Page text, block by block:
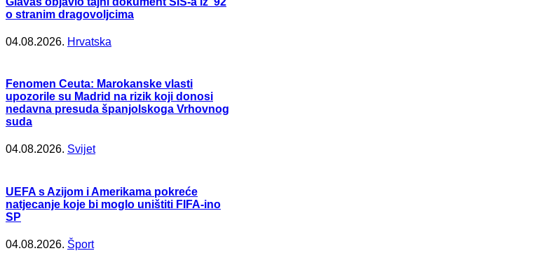
o stranim dragovoljcima
04.08.2026. Hrvatska
Fenomen Ceuta: Marokanske vlasti
upozorile su Madrid na rizik koji donosi
nedavna presuda španjolskoga Vrhovnog
suda
04.08.2026. Svijet
UEFA s Azijom i Amerikama pokreće
natjecanje koje bi moglo uništiti FIFA-ino
SP
04.08.2026. Šport